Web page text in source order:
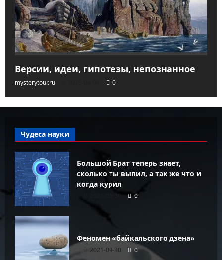
Версии, идеи, гипотезы, непознанное
mysterytour.ru 0
Чудеса науки
Большой Брат теперь знает,
сколько ты выпил, а так же что и
когда курил
2021-09-30 0
Феномен «байкальского дзена»
2021-09-30 0